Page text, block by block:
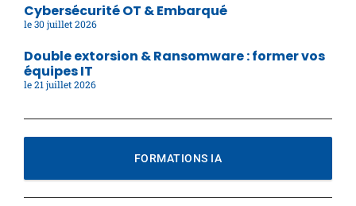
Cybersécurité OT & Embarqué
30 juillet 2026
Double extorsion & Ransomware : former vos
équipes IT
21 juillet 2026
FORMATIONS IA